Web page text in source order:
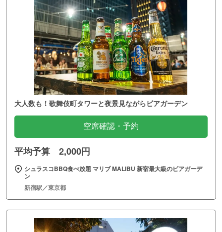
大人数も！歌舞伎町タワーと夜景見ながらビアガーデン
空席確認・予約
平均予算 2,000円
シュラスコBBQ食べ放題 マリブ MALIBU 新宿最大級のビアガーデ
ン
新宿駅／東京都